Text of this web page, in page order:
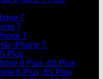
7
7
7
iPhone 7
Plus
6 Plus, 6S Plus
6 Plus, 6S Plus